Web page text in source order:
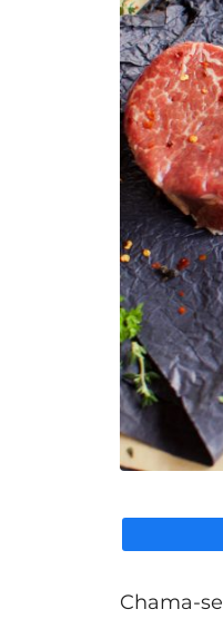
Chama-se